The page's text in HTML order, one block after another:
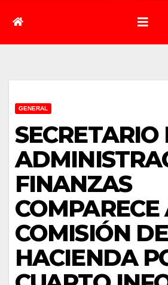
GENERAL
SECRETARIO
FINANZAS
COMPARECE
COMISIÓN DE
HACIENDA